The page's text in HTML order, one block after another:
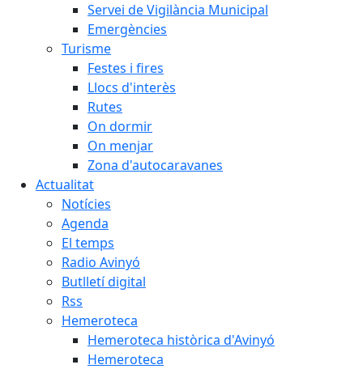
Servei de Vigilància Municipal
Emergències
Turisme
Festes i fires
Llocs d'interès
Rutes
On dormir
On menjar
Zona d'autocaravanes
Actualitat
Notícies
Agenda
El temps
Radio Avinyó
Butlletí digital
Rss
Hemeroteca
Hemeroteca històrica d'Avinyó
Hemeroteca